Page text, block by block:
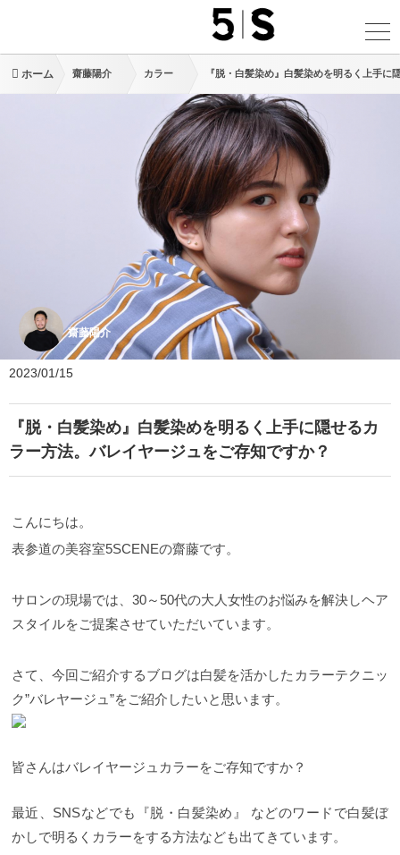
ホーム 齋藤陽介 カラー 『脱・白髪染め』白髪染めを明るく上手
齋藤陽介
2023/01/15
『脱・白髪染め』白髪染めを明るく上手に隠せるカ
ラー方法。バレイヤージュをご存知ですか？
こんにちは。
表参道の美容室5SCENEの齋藤です。
サロンの現場では、 30～ 50代の大人女性のお悩みを解決しヘア
スタイルをご提案させていただいています。
さて、今回ご紹介するブログは白髪を活かしたカラーテクニッ
ク”バレヤージュ”をご紹介したいと思います。
皆さんはバレイヤージュカラーをご存知ですか？
最近、SNSなどでも『脱・白髪染め』 などのワードで白髪ぼ
かしで明るくカラーをする方法なども出てきています。